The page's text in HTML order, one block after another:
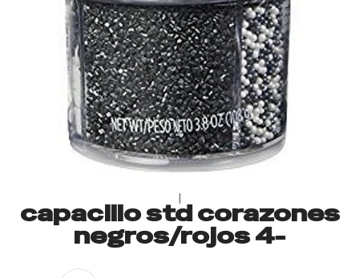
|
capacillo std corazones
negros/rojos 4-